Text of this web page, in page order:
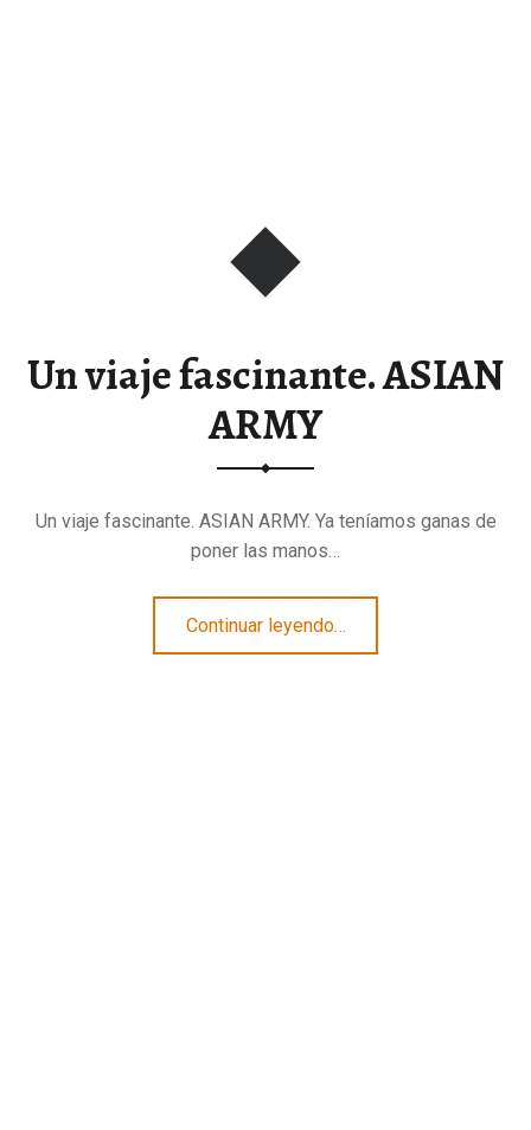
Un viaje fascinante. ASIAN
ARMY
Un viaje fascinante. ASIAN ARMY. Ya teníamos ganas de
poner las manos…
Continuar leyendo…